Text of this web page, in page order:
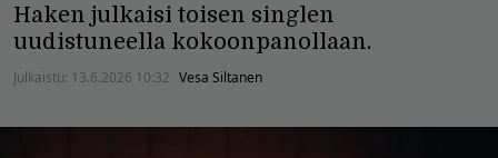
Haken julkaisi toisen singlen
uudistuneella kokoonpanollaan.
Julkaistu: 13.6.2026 10:32 Vesa Siltanen